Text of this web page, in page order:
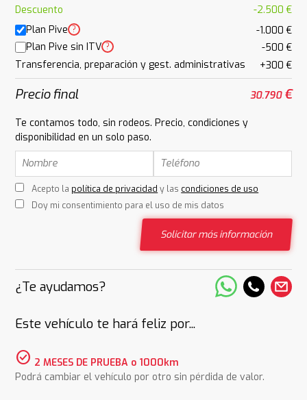
Descuento
-2.500 €
Plan Pive ?
-1.000 €
Plan Pive sin ITV ?
-500 €
Transferencia, preparación y gest. administrativas
+300 €
Precio final 30.790€
Te contamos todo, sin rodeos. Precio, condiciones y
disponibilidad en un solo paso.
Acepto la política de privacidad y las condiciones de uso
Doy mi consentimiento para el uso de mis datos
Solicitar más información
¿Te ayudamos?
Este vehículo te hará feliz por...
check_circle 2 MESES DE PRUEBA o 1000km
Podrá cambiar el vehículo por otro sin pérdida de valor.